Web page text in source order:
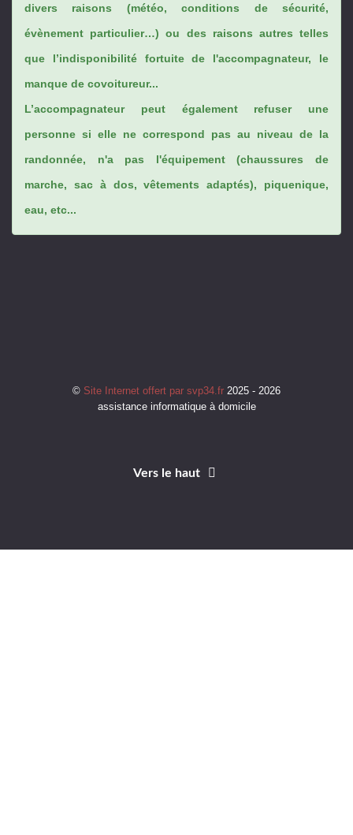
divers raisons (météo, conditions de sécurité,
évènement particulier…) ou des raisons autres telles
que l’indisponibilité fortuite de l'accompagnateur, le
manque de covoitureur...
L’accompagnateur peut également refuser une
personne si elle ne correspond pas au niveau de la
randonnée, n'a pas l'équipement (chaussures de
marche, sac à dos, vêtements adaptés), piquenique,
eau, etc...
© Site Internet offert par svp34.fr 2025 - 2026
assistance informatique à domicile
Vers le haut